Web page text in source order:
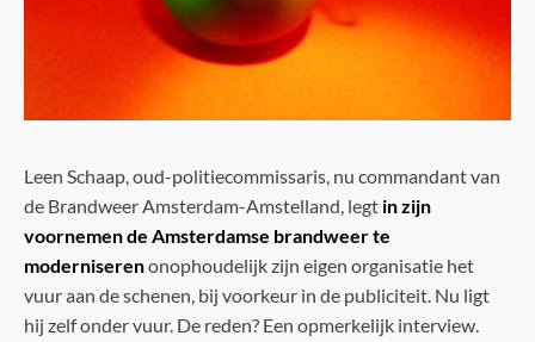
Leen Schaap, oud-politiecommissaris, nu commandant van
de Brandweer Amsterdam-Amstelland, legt in zijn
voornemen de Amsterdamse brandweer te
moderniserenonophoudelijk zijn eigen organisatie het
vuur aan de schenen, bij voorkeur in de publiciteit. Nu ligt
hij zelf onder vuur. De reden? Een opmerkelijk interview.